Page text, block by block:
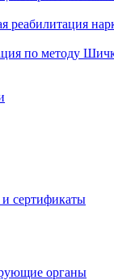
реабилитация
по методу
сертификаты
органы